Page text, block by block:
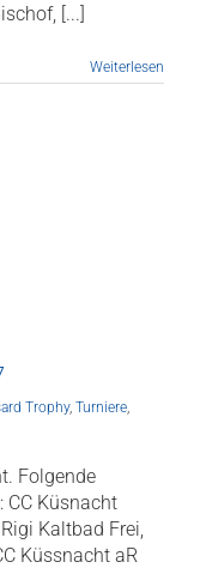
[...]
Weiterlesen
Trophy, Turniere,
Folgende
CC Küsnacht
Kaltbad Frei,
Küssnacht aR